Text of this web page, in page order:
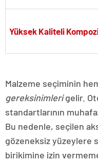
Yüksek Kaliteli
Malzeme seçiminin
gereksinimlerigelir.
standartlarının
Bu nedenle, seçilen
gözeneksiz yüzeylere
birikimine izin